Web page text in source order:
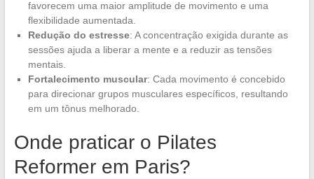
favorecem uma maior amplitude de movimento e uma
flexibilidade aumentada.
Redução do estresse: A concentração exigida durante as
sessões ajuda a liberar a mente e a reduzir as tensões
mentais.
Fortalecimento muscular: Cada movimento é concebido
para direcionar grupos musculares específicos, resultando
em um tônus melhorado.
Onde praticar o Pilates
Reformer em Paris?